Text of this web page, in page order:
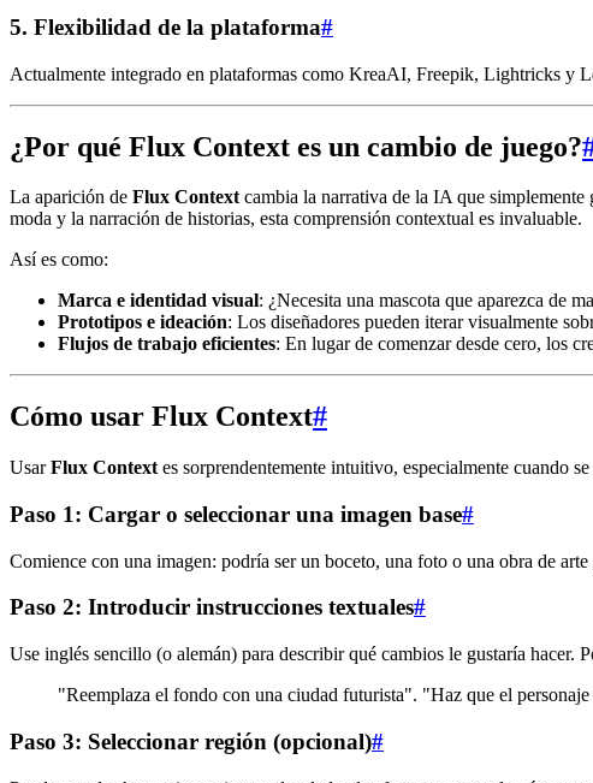
5. Flexibilidad de la plataforma#
Actualmente integrado en plataformas como KreaAI, Freepik, Lightricks y
¿Por qué Flux Context es un cambio de juego?
La aparición de Flux Contextcambia la narrativa de la IA que simplemente
moda y la narración de historias, esta comprensión contextual es invaluable.
Así es como:
Marca e identidad visual: ¿Necesita una mascota que aparezca de
Prototipos e ideación: Los diseñadores pueden iterar visualmente
Flujos de trabajo eficientes: En lugar de comenzar desde cero, los
Cómo usar Flux Context#
UsarFlux Context es sorprendentemente intuitivo, especialmente cuando
Paso 1: Cargar o seleccionar una imagen base#
Comience con una imagen: podría ser un boceto, una foto o una obra de
Paso 2: Introducir instrucciones textuales#
Use inglés sencillo (o alemán) para describir qué cambios le gustaría hacer.
"Reemplaza el fondo con una ciudad futurista". "Haz que el
Paso 3: Seleccionar región (opcional)#